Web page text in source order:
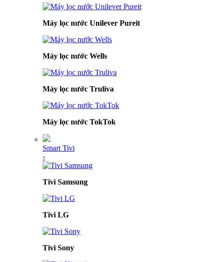
Máy lọc nước Unilever Pureit
Máy lọc nước Wells
Máy lọc nước Truliva
Máy lọc nước TokTok
Smart Tivi
›
Tivi Samsung
Tivi LG
Tivi Sony